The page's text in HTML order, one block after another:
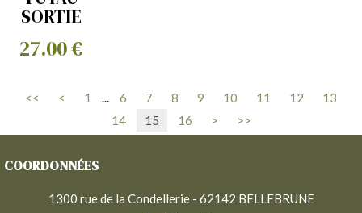
SORTIE
27.00 €
<< < 1 ... 6 7 8 9 10 11 12
13
14
15 16 > >>
COORDONNÉES
1300 rue de la Condellerie - 62142 BELLEBRUNE